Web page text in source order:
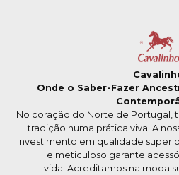
Onde o Saber-Fazer
No coração do Norte de Portugal,
tradição numa prática viva. A
investimento em qualidade
e meticuloso garante
vida. Acreditamos na moda